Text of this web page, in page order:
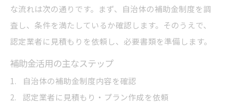
な流れは次の通りです。まず、自治体の補助金制度を調
査し、条件を満たしているか確認します。そのうえで、
認定業者に見積もりを依頼し、必要書類を準備します。
補助金活用の主なステップ
自治体の補助金制度内容を確認
認定業者に見積もり・プラン作成を依頼